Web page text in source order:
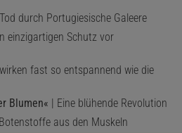
durch Portugiesische Galeere
einzigartigen Schutz vor
fast so entspannend wie die
Blumen« | Eine blühende Revolution
aus den Muskeln